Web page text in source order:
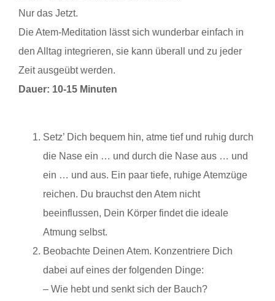
Nur das Jetzt.
Die Atem-Meditation lässt sich wunderbar einfach in
den Alltag integrieren, sie kann überall und zu jeder
Zeit ausgeübt werden.
Dauer: 10-15 Minuten
Setz’ Dich bequem hin, atme tief und ruhig durch
die Nase ein … und durch die Nase aus … und
ein … und aus. Ein paar tiefe, ruhige Atemzüge
reichen. Du brauchst den Atem nicht
beeinflussen, Dein Körper findet die ideale
Atmung selbst.
Beobachte Deinen Atem. Konzentriere Dich
dabei auf eines der folgenden Dinge:
– Wie hebt und senkt sich der Bauch?